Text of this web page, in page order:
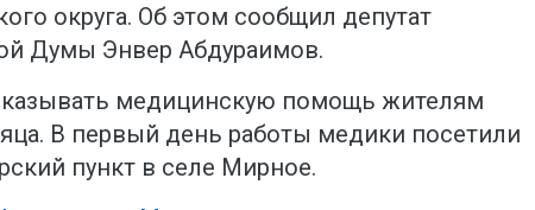
округа. Об этом сообщил депутат
Думы Энвер Абдураимов.
медицинскую помощь жителям
В первый день работы медики посетили
пункт в селе Мирное.